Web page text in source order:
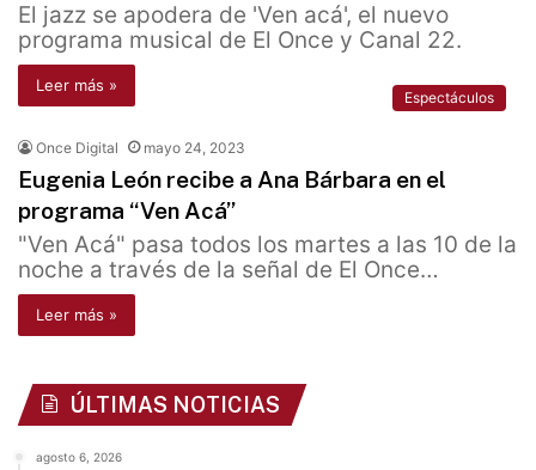
El jazz se apodera de 'Ven acá', el nuevo
programa musical de El Once y Canal 22.
Leer más »
Espectáculos
Once Digital mayo 24, 2023
Eugenia León recibe a Ana Bárbara en el
programa “Ven Acá”
"Ven Acá" pasa todos los martes a las 10 de la
noche a través de la señal de El Once…
Leer más »
ÚLTIMAS NOTICIAS
agosto 6, 2026